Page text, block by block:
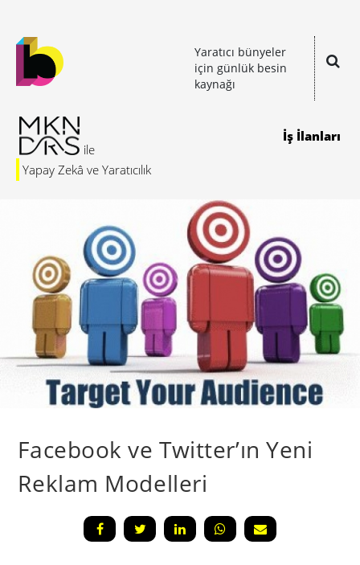
Yaratıcı bünyeler
için günlük besin
kaynağı
Yapay Zekâ ve Yaratıcılık
İş İlanları
Facebook ve Twitter’ın Yeni
Reklam Modelleri